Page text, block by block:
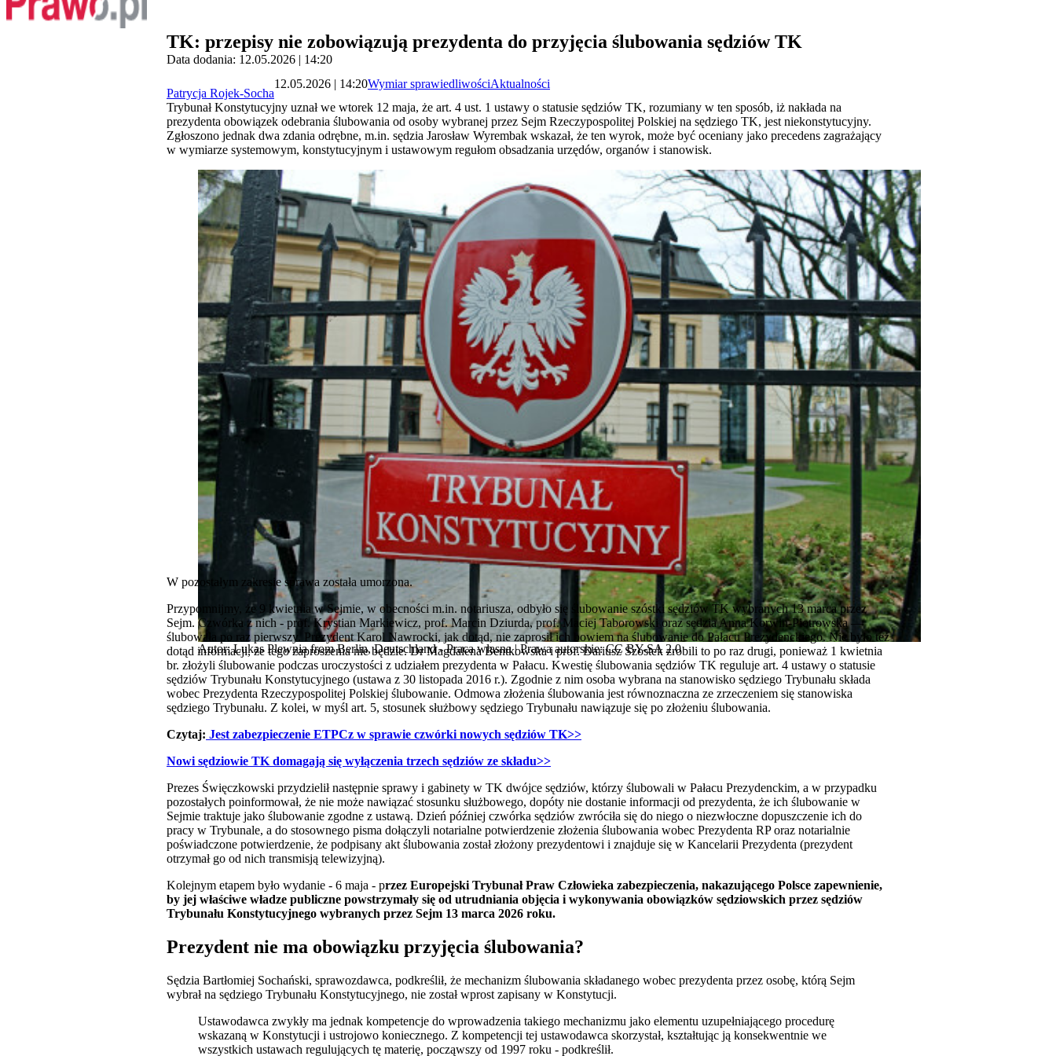
TK: przepisy nie zobowiązują prezydenta do przyjęcia ślubowania sędziów TK
Data dodania: 12.05.2026 | 14:20
Patrycja Rojek-Socha
12.05.2026 | 14:20Wymiar sprawiedliwościAktualności
Trybunał Konstytucyjny uznał we wtorek 12 maja, że art. 4 ust. 1 ustawy o statusie sędziów TK, rozumiany w ten sposób, iż nakłada na
prezydenta obowiązek odebrania ślubowania od osoby wybranej przez Sejm Rzeczypospolitej Polskiej na sędziego TK, jest niekonstytucyjny.
Zgłoszono jednak dwa zdania odrębne, m.in. sędzia Jarosław Wyrembak wskazał, że ten wyrok, może być oceniany jako precedens zagrażający
w wymiarze systemowym, konstytucyjnym i ustawowym regułom obsadzania urzędów, organów i stanowisk.
Autor: Lukas Plewnia from Berlin, Deutschland - Praca własna | Prawa autorskie: CC BY-SA 2.0
W pozostałym zakresie sprawa została umorzona.
Przypomnijmy, że 9 kwietnia w Sejmie, w obecności m.in. notariusza, odbyło się ślubowanie szóstki sędziów TK wybranych 13 marca przez
Sejm. Czwórka z nich - prof. Krystian Markiewicz, prof. Marcin Dziurda, prof. Maciej Taborowski oraz sędzia Anna Korwin-Piotrowska —
ślubowała po raz pierwszy. Prezydent Karol Nawrocki, jak dotąd, nie zaprosił ich bowiem na ślubowanie do Pałacu Prezydenckiego. Nie było też
dotąd informacji, że tego zaproszenia nie będzie. Dr Magdalena Bentkowska i prof. Dariusz Szostek zrobili to po raz drugi, ponieważ 1 kwietnia
br. złożyli ślubowanie podczas uroczystości z udziałem prezydenta w Pałacu. Kwestię ślubowania sędziów TK reguluje art. 4 ustawy o statusie
sędziów Trybunału Konstytucyjnego (ustawa z 30 listopada 2016 r.). Zgodnie z nim osoba wybrana na stanowisko sędziego Trybunału składa
wobec Prezydenta Rzeczypospolitej Polskiej ślubowanie. Odmowa złożenia ślubowania jest równoznaczna ze zrzeczeniem się stanowiska
sędziego Trybunału. Z kolei, w myśl art. 5, stosunek służbowy sędziego Trybunału nawiązuje się po złożeniu ślubowania.
Czytaj: Jest zabezpieczenie ETPCz w sprawie czwórki nowych sędziów TK>>
Nowi sędziowie TK domagają się wyłączenia trzech sędziów ze składu>>
Prezes Święczkowski przydzielił następnie sprawy i gabinety w TK dwójce sędziów, którzy ślubowali w Pałacu Prezydenckim, a w przypadku
pozostałych poinformował, że nie może nawiązać stosunku służbowego, dopóty nie dostanie informacji od prezydenta, że ich ślubowanie w
Sejmie traktuje jako ślubowanie zgodne z ustawą. Dzień później czwórka sędziów zwróciła się do niego o niezwłoczne dopuszczenie ich do
pracy w Trybunale, a do stosownego pisma dołączyli notarialne potwierdzenie złożenia ślubowania wobec Prezydenta RP oraz notarialnie
poświadczone potwierdzenie, że podpisany akt ślubowania został złożony prezydentowi i znajduje się w Kancelarii Prezydenta (prezydent
otrzymał go od nich transmisją telewizyjną).
Kolejnym etapem było wydanie - 6 maja - przez Europejski Trybunał Praw Człowieka zabezpieczenia, nakazującego Polsce zapewnienie,
by jej właściwe władze publiczne powstrzymały się od utrudniania objęcia i wykonywania obowiązków sędziowskich przez sędziów
Trybunału Konstytucyjnego wybranych przez Sejm 13 marca 2026 roku.
Prezydent nie ma obowiązku przyjęcia ślubowania?
Sędzia Bartłomiej Sochański, sprawozdawca, podkreślił, że mechanizm ślubowania składanego wobec prezydenta przez osobę, którą Sejm
wybrał na sędziego Trybunału Konstytucyjnego, nie został wprost zapisany w Konstytucji.
Ustawodawca zwykły ma jednak kompetencje do wprowadzenia takiego mechanizmu jako elementu uzupełniającego procedurę
wskazaną w Konstytucji i ustrojowo koniecznego. Z kompetencji tej ustawodawca skorzystał, kształtując ją konsekwentnie we
wszystkich ustawach regulujących tę materię, począwszy od 1997 roku - podkreślił.